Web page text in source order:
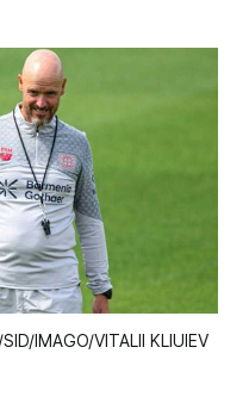
IMAGO/VITALII KLIUIEV